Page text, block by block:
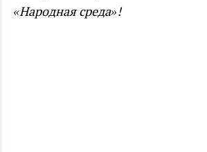
«Народная среда»!